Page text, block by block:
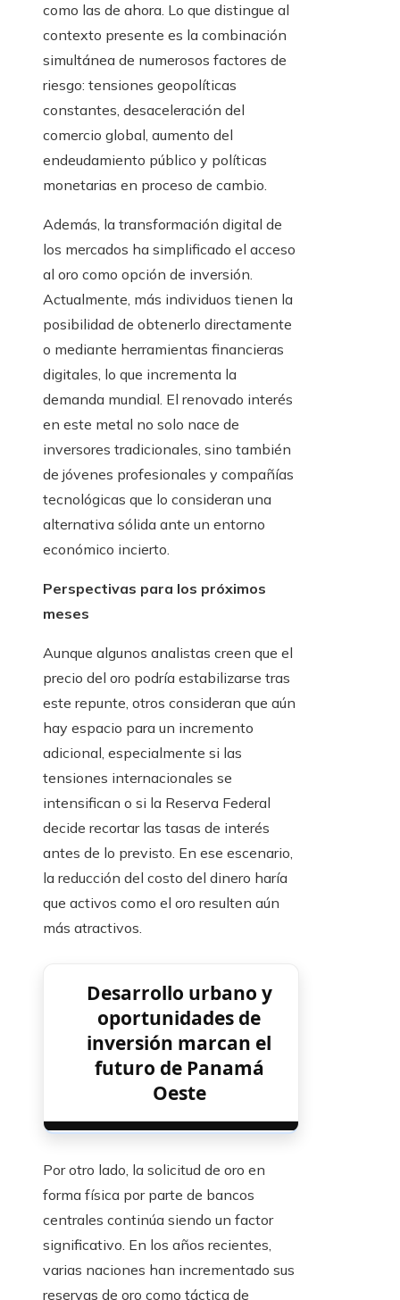
como las de ahora. Lo que distingue al
contexto presente es la combinación
simultánea de numerosos factores de
riesgo: tensiones geopolíticas
constantes, desaceleración del
comercio global, aumento del
endeudamiento público y políticas
monetarias en proceso de cambio.
Además, la transformación digital de
los mercados ha simplificado el acceso
al oro como opción de inversión.
Actualmente, más individuos tienen la
posibilidad de obtenerlo directamente
o mediante herramientas financieras
digitales, lo que incrementa la
demanda mundial. El renovado interés
en este metal no solo nace de
inversores tradicionales, sino también
de jóvenes profesionales y compañías
tecnológicas que lo consideran una
alternativa sólida ante un entorno
económico incierto.
Perspectivas para los próximos
meses
Aunque algunos analistas creen que el
precio del oro podría estabilizarse tras
este repunte, otros consideran que aún
hay espacio para un incremento
adicional, especialmente si las
tensiones internacionales se
intensifican o si la Reserva Federal
decide recortar las tasas de interés
antes de lo previsto. En ese escenario,
la reducción del costo del dinero haría
que activos como el oro resulten aún
más atractivos.
Desarrollo urbano y
oportunidades de
inversión marcan el
futuro de Panamá
Oeste
Por otro lado, la solicitud de oro en
forma física por parte de bancos
centrales continúa siendo un factor
significativo. En los años recientes,
varias naciones han incrementado sus
reservas de oro como táctica de